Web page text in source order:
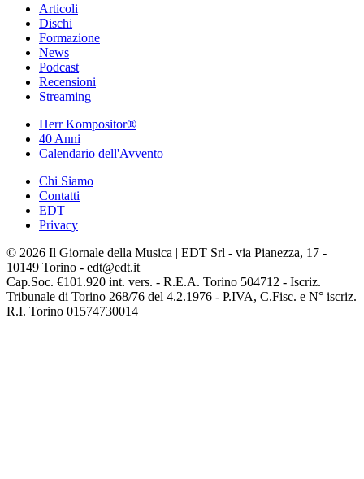
Articoli
Dischi
Formazione
News
Podcast
Recensioni
Streaming
Herr Kompositor®
40 Anni
Calendario dell'Avvento
Chi Siamo
Contatti
EDT
Privacy
© 2026 Il Giornale della Musica | EDT Srl - via Pianezza, 17 -
10149 Torino - edt@edt.it
Cap.Soc. €101.920 int. vers. - R.E.A. Torino 504712 - Iscriz.
Tribunale di Torino 268/76 del 4.2.1976 - P.IVA, C.Fisc. e N° iscriz.
R.I. Torino 01574730014